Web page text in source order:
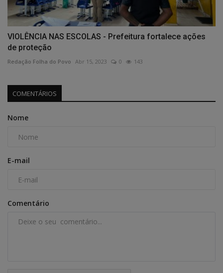
VIOLÊNCIA NAS ESCOLAS - Prefeitura fortalece ações
de proteção
Redação Folha do Povo Abr 15, 2023 0 143
COMENTÁRIOS
Nome
E-mail
Comentário